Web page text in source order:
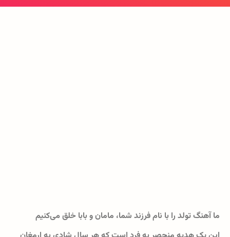
ما آهنگ تولد را با نام فرزند شما، مامان و بابا خلق می‌کنیم